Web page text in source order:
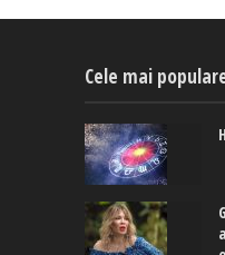
Cele mai